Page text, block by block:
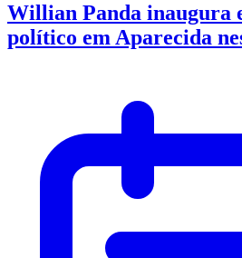
Willian Panda inaugura
político em Aparecida